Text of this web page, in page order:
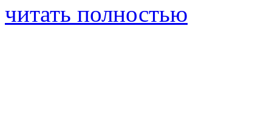
читать полностью